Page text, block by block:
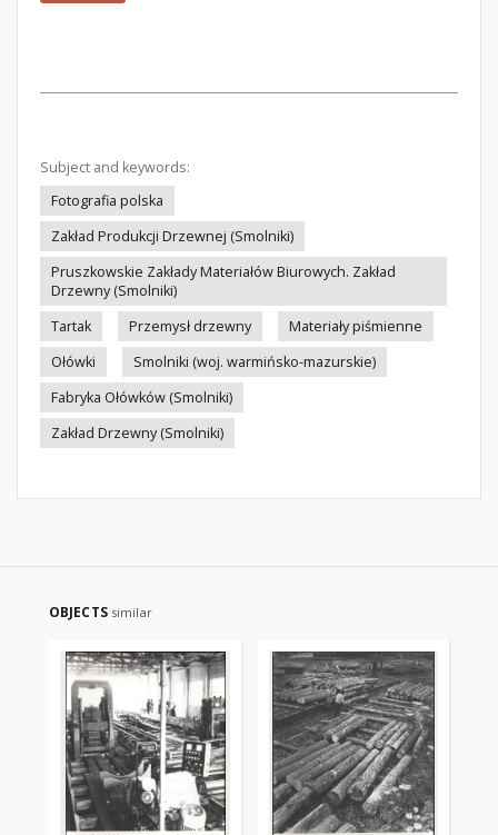
Subject and keywords:
Fotografia polska
Zakład Produkcji Drzewnej (Smolniki)
Pruszkowskie Zakłady Materiałów Biurowych. Zakład
Drzewny (Smolniki)
Tartak
Przemysł drzewny
Materiały piśmienne
Ołówki
Smolniki (woj. warmińsko-mazurskie)
Fabryka Ołówków (Smolniki)
Zakład Drzewny (Smolniki)
OBJECTS similar